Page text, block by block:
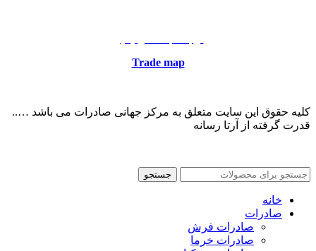
Trade map
کلیه حقوق این سایت متعلق به مرکز جهانی صادرات می باشد …..
قدرت گرفته از آرتا رسانه
جستجو
خانه
صادرات
صادرات فرش
صادرات خرما